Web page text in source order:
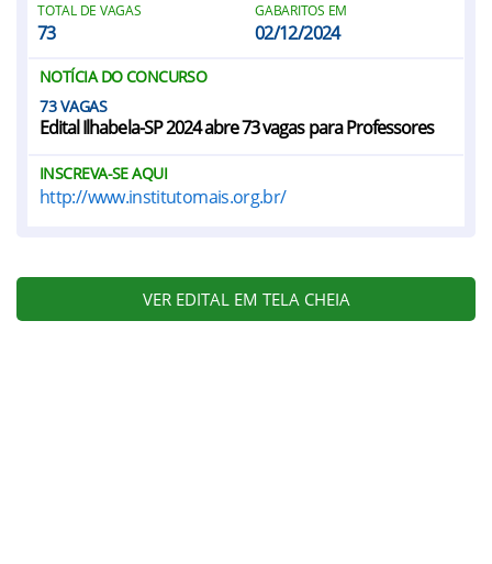
TOTAL DE VAGAS
73
GABARITOS EM
02/12/2024
NOTÍCIA DO CONCURSO
73
Edital Ilhabela-SP 2024 abre 73 vagas para Professores
INSCREVA-SE AQUI
http://www.institutomais.org.br/
VER EDITAL EM TELA CHEIA